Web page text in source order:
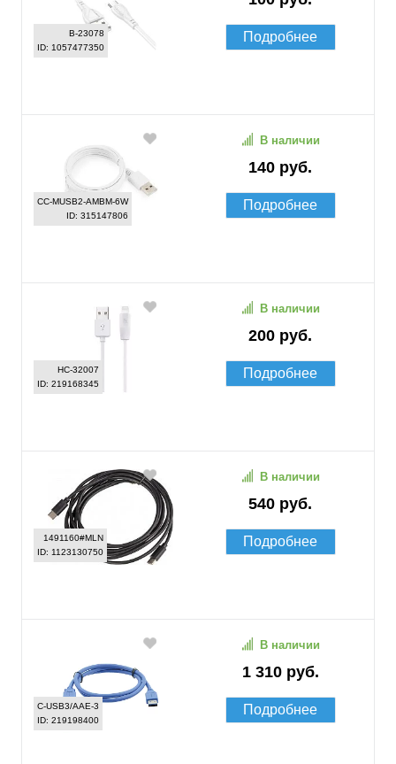
B-23078
ID: 1057477350
Подробнее
CC-MUSB2-AMBM-6W
ID: 315147806
140 руб.
В наличии
Подробнее
HC-32007
ID: 219168345
200 руб.
В наличии
Подробнее
1491160#MLN
ID: 1123130750
540 руб.
В наличии
Подробнее
C-USB3/AAE-3
ID: 219198400
1 310 руб.
В наличии
Подробнее